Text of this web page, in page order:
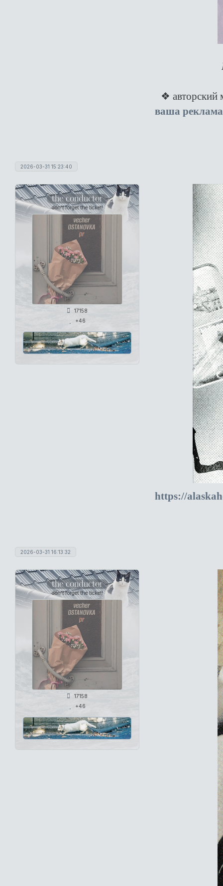
❖
ваша реклама
2026-03-31 15:23:40
the conductor
don't forget the ticket!
17158
+46
https://
2026-03-31 16:13:32
the conductor
don't forget the ticket!
17158
+46